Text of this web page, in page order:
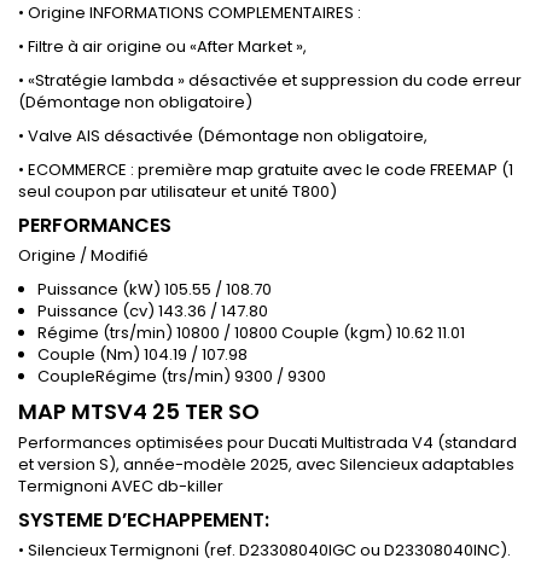
• Origine INFORMATIONS COMPLEMENTAIRES :
• Filtre à air origine ou «After Market »,
• «Stratégie lambda » désactivée et suppression du code erreur
(Démontage non obligatoire)
• Valve AIS désactivée (Démontage non obligatoire,
• ECOMMERCE : première map gratuite avec le code FREEMAP (1
seul coupon par utilisateur et unité T800)
PERFORMANCES
Origine / Modifié
Puissance (kW) 105.55 / 108.70
Puissance (cv) 143.36 / 147.80
Régime (trs/min) 10800 / 10800 Couple (kgm) 10.62 11.01
Couple (Nm) 104.19 / 107.98
CoupleRégime (trs/min) 9300 / 9300
MAP MTSV4 25 TER SO
Performances optimisées pour Ducati Multistrada V4 (standard
et version S), année-modèle 2025, avec Silencieux adaptables
Termignoni AVEC db-killer
SYSTEME D’ECHAPPEMENT:
• Silencieux Termignoni (ref. D23308040IGC ou D23308040INC).